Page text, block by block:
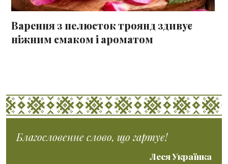
Варення з пелюсток троянд здивує
ніжним смаком і ароматом
Благословенне слово, що гартує!
Леся Українка